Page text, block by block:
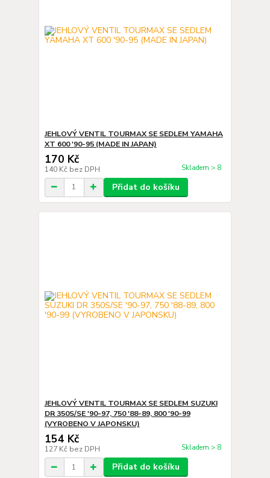
JEHLOVÝ VENTIL TOURMAX SE SEDLEM YAMAHA
XT 600 '90-95 (MADE IN JAPAN)
170 Kč
140 Kč bez DPH Skladem > 8
Přidat do košíku
JEHLOVÝ VENTIL TOURMAX SE SEDLEM SUZUKI
DR 350S/SE '90-97, 750 '88-89, 800 '90-99
(VYROBENO V JAPONSKU)
154 Kč
127 Kč bez DPH Skladem > 8
Přidat do košíku